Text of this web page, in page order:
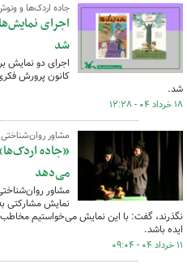
جاده اردک‌ها و
شد
اجرای دو نمایش
شد.
۱۸ خرداد ۰۴ - ۱۲:۲۸
مشاور
«جاده
می‌دهد
مشاور
نمایش مشارکتی
نگذرند، گفت: با این نمایش می‌خواستیم
ایده باشد.
۱۱ خرداد ۰۴ - ۰۹:۰۴